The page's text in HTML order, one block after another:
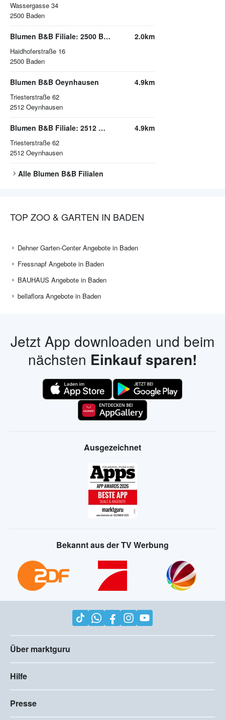
Wassergasse 34
2500 Baden
Blumen B&B Filiale: 2500 Baden | Haidhoferstr. 16
Haidhoferstraße 16
2500 Baden
2.0km
Blumen B&B Oeynhausen
Triesterstraße 62
2512 Oeynhausen
4.9km
Blumen B&B Filiale: 2512 Oeynhausen | Triesterstraße 62
Triesterstraße 62
2512 Oeynhausen
4.9km
Alle Blumen B&B Filialen
TOP ZOO & GARTEN IN BADEN
Dehner Garten-Center Angebote in Baden
Fressnapf Angebote in Baden
BAUHAUS Angebote in Baden
bellaflora Angebote in Baden
Jetzt App downloaden und beim
nächsten Einkauf sparen!
Ausgezeichnet
Bekannt aus der TV Werbung
Über marktguru
Hilfe
Presse